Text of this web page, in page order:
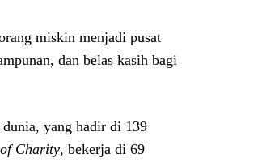
miskin menjadi pusat
dan belas kasih bagi
yang hadir di 139
Charity, bekerja di 69